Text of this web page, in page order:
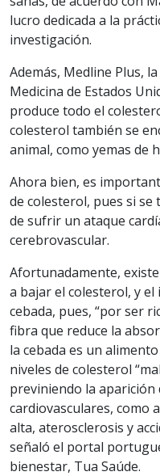
lucro dedicada a la
investigación.
Además, Medline Plus,
Medicina de Estados
produce todo el
colesterol también se
animal, como yemas de
Ahora bien, es
de colesterol, pues si
de sufrir un ataque
cerebrovascular.
Afortunadamente,
a bajar el colesterol, y
cebada, pues, “por ser
fibra que reduce la
la cebada es un
niveles de colesterol
previniendo la aparición
cardiovasculares, como
alta, aterosclerosis y
señaló el portal
bienestar, Tua Saúde.